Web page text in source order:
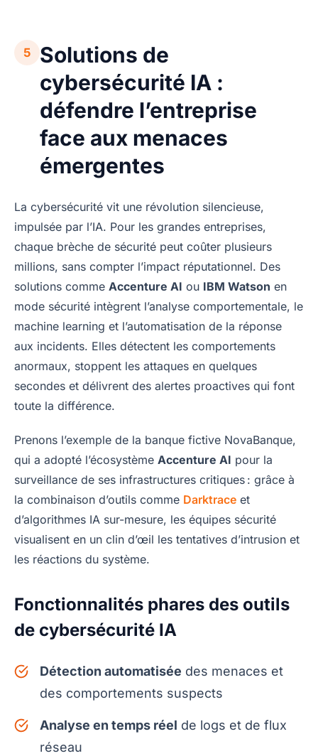
5
Solutions de
cybersécurité IA :
défendre l’entreprise
face aux menaces
émergentes
La cybersécurité vit une révolution silencieuse,
impulsée par l’IA. Pour les grandes entreprises,
chaque brèche de sécurité peut coûter plusieurs
millions, sans compter l’impact réputationnel. Des
solutions comme Accenture AI ou IBM Watson en
mode sécurité intègrent l’analyse comportementale, le
machine learning et l’automatisation de la réponse
aux incidents. Elles détectent les comportements
anormaux, stoppent les attaques en quelques
secondes et délivrent des alertes proactives qui font
toute la différence.
Prenons l’exemple de la banque fictive NovaBanque,
qui a adopté l’écosystème Accenture AI pour la
surveillance de ses infrastructures critiques : grâce à
la combinaison d’outils comme Darktrace et
d’algorithmes IA sur-mesure, les équipes sécurité
visualisent en un clin d’œil les tentatives d’intrusion et
les réactions du système.
Fonctionnalités phares des outils
de cybersécurité IA
Détection automatisée des menaces et
des comportements suspects
Analyse en temps réel de logs et de flux
réseau